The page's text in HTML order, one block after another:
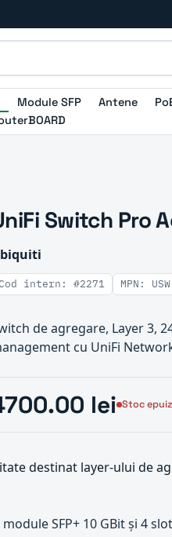
Module SFP Antene
Switch Pro
Cod intern: #2271 MPN:
de agregare, Layer 3,
cu UniFi
lei Stoc
destinat layer-ului de
SFP+ 10 GBit și 4